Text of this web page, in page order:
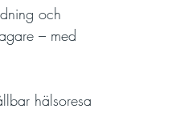
och
– med
hälsoresa